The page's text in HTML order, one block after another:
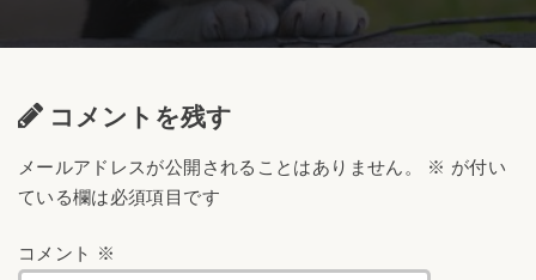
コメントを残す
メールアドレスが公開されることはありません。 ※ が付い
ている欄は必須項目です
コメント ※